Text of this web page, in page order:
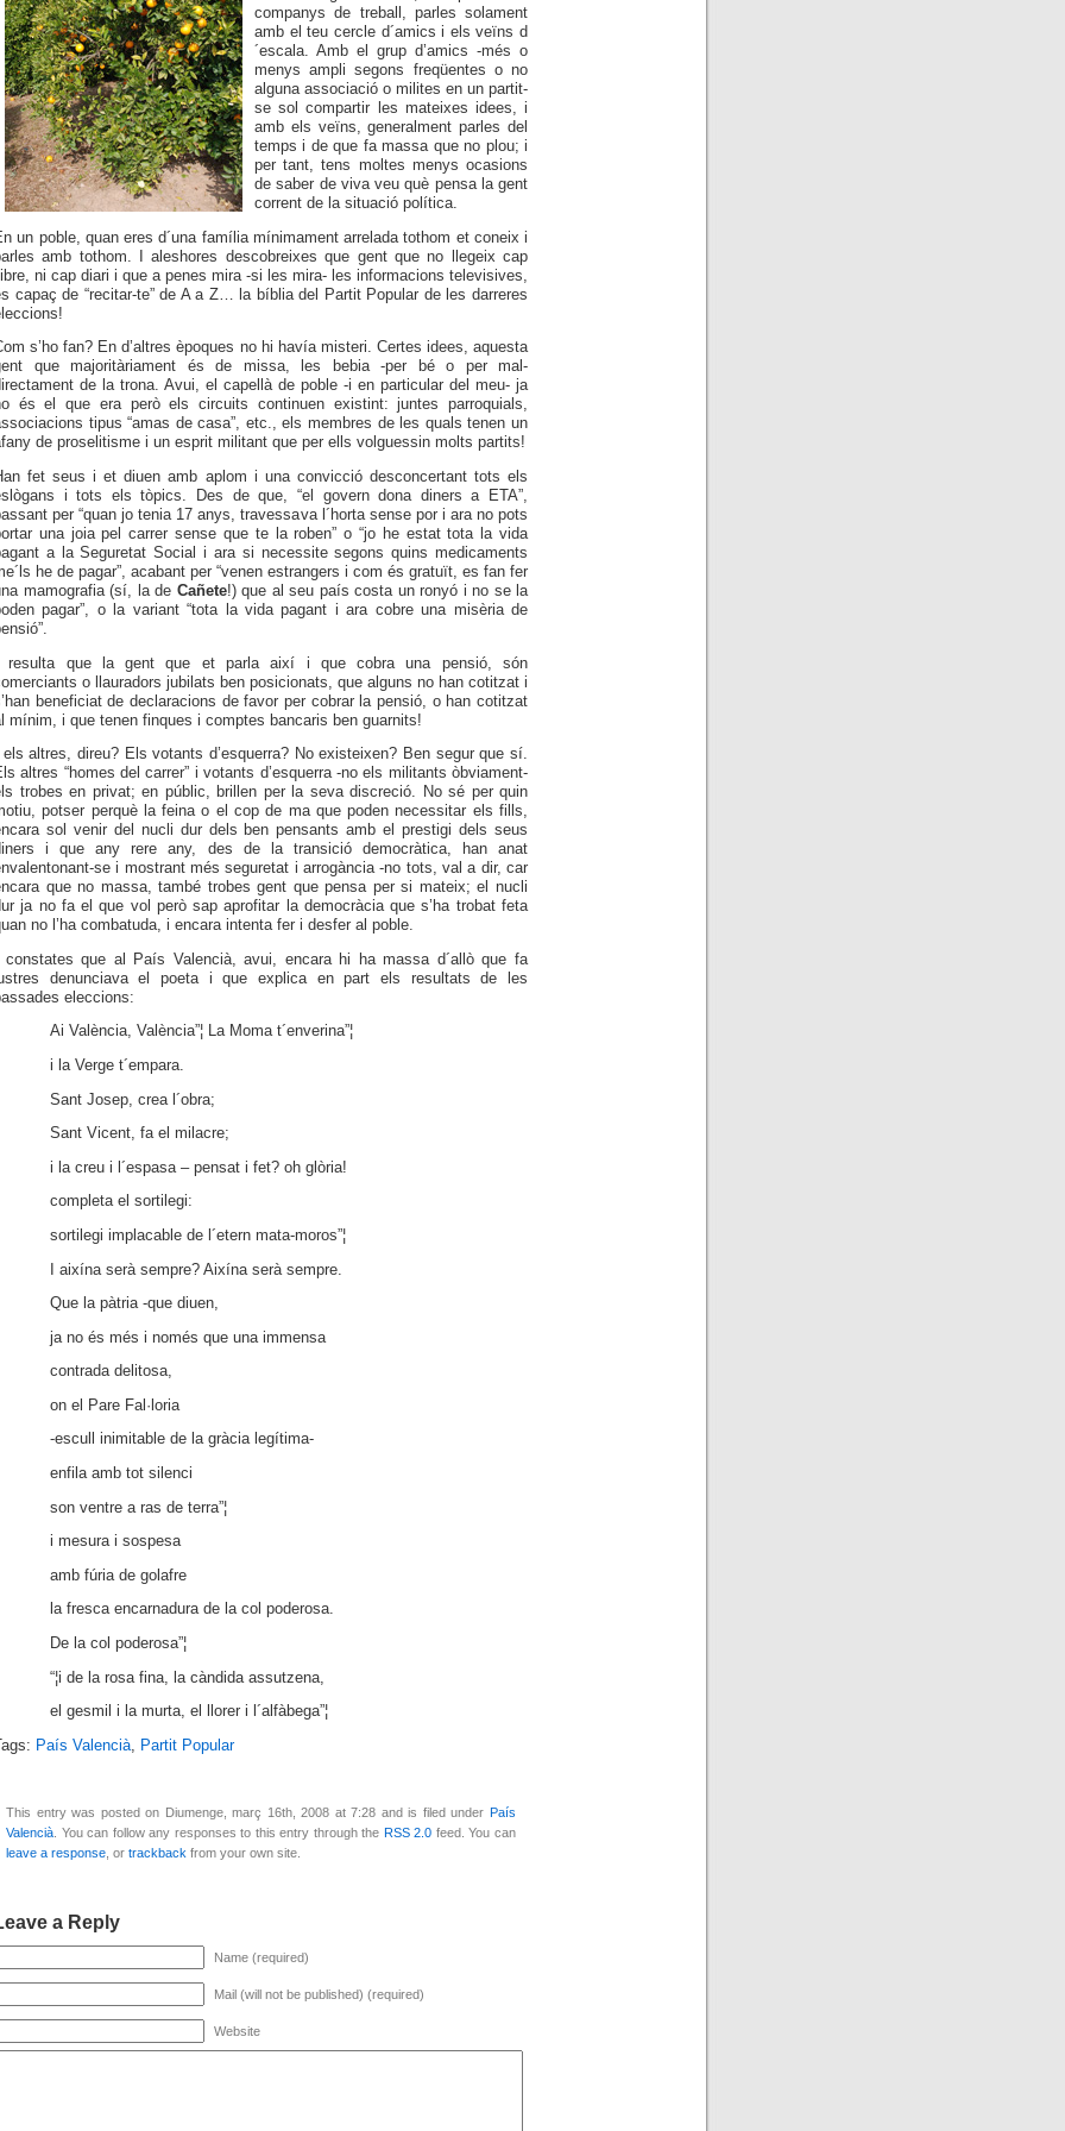
companys de treball, parles solament
amb el teu cercle d´amics i els veïns d
´escala. Amb el grup d’amics -més o
menys ampli segons freqüentes o no
alguna associació o milites en un partit-
se sol compartir les mateixes idees, i
amb els veïns, generalment parles del
temps i de que fa massa que no plou; i
per tant, tens moltes menys ocasions
de saber de viva veu què pensa la gent
corrent de la situació política.
un poble, quan eres d´una família mínimament arrelada tothom et coneix i
amb tothom. I aleshores descobreixes que gent que no llegeix cap
llibre, ni cap diari i que a penes mira -si les mira- les informacions televisives,
capaç de “recitar-te” de A a Z… la bíblia del Partit Popular de les darreres
s’ho fan? En d’altres èpoques no hi havía misteri. Certes idees, aquesta
que majoritàriament és de missa, les bebia -per bé o per mal-
de la trona. Avui, el capellà de poble -i en particular del meu- ja
és el que era però els circuits continuen existint: juntes parroquials,
tipus “amas de casa”, etc., els membres de les quals tenen un
de proselitisme i un esprit militant que per ells volguessin molts partits!
fet seus i et diuen amb aplom i una convicció desconcertant tots els
i tots els tòpics. Des de que, “el govern dona diners a ETA”,
per “quan jo tenia 17 anys, travessava l´horta sense por i ara no pots
una joia pel carrer sense que te la roben” o “jo he estat tota la vida
a la Seguretat Social i ara si necessite segons quins medicaments
he de pagar”, acabant per “venen estrangers i com és gratuït, es fan fer
mamografia (sí, la de Cañete!) que al seu país costa un ronyó i no se la
pagar”, o la variant “tota la vida pagant i ara cobre una misèria de
I resulta que la gent que et parla així i que cobra una pensió, són
o llauradors jubilats ben posicionats, que alguns no han cotitzat i
beneficiat de declaracions de favor per cobrar la pensió, o han cotitzat
mínim, i que tenen finques i comptes bancaris ben guarnits!
I els altres, direu? Els votants d’esquerra? No existeixen? Ben segur que sí.
altres “homes del carrer” i votants d’esquerra -no els militants òbviament-
trobes en privat; en públic, brillen per la seva discreció. No sé per quin
potser perquè la feina o el cop de ma que poden necessitar els fills,
sol venir del nucli dur dels ben pensants amb el prestigi dels seus
i que any rere any, des de la transició democràtica, han anat
se i mostrant més seguretat i arrogància-no tots, val a dir, car
que no massa, també trobes gent que pensa per si mateix; el nucli
ja no fa el que vol però sap aprofitar la democràcia que s’ha trobat feta
no l’ha combatuda, i encara intenta fer i desfer al poble.
I constates que al País Valencià, avui, encara hi ha massa d´allò que fa
denunciava el poeta i que explica en part els resultats de les
eleccions:
Ai València, València”¦ La Moma t´enverina”¦
i la Verge t´empara.
Sant Josep, crea l´obra;
Sant Vicent, fa el milacre;
i la creu i l´espasa – pensat i fet? oh glòria!
completa el sortilegi:
sortilegi implacable de l´etern mata-moros”¦
I aixína serà sempre? Aixína serà sempre.
Que la pàtria -que diuen,
ja no és més i només que una immensa
contrada delitosa,
on el Pare Fal·loria
-escull inimitable de la gràcia legítima-
enfila amb tot silenci
son ventre a ras de terra”¦
i mesura i sospesa
amb fúria de golafre
la fresca encarnadura de la col poderosa.
De la col poderosa”¦
“¦i de la rosa fina, la càndida assutzena,
el gesmil i la murta, el llorer i l´alfàbega”¦
País Valencià, Partit Popular
This entry was posted on Diumenge, març 16th, 2008 at 7:28 and is filed under País
Valencià . You can follow any responses to this entry through the RSS 2.0 feed. You can
leave a response , or trackback from your own site.
a Reply
Name (required)
Mail (will not be published) (required)
Website